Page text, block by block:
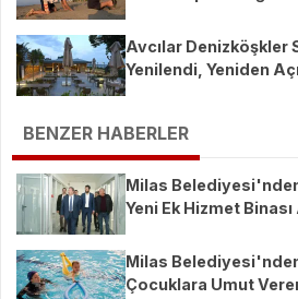
Avcılar Denizköşkler
Yenilendi, Yeniden
BENZER HABERLER
Milas
Yeni Ek Hizmet Binası
Milas
Çocuklara Umut